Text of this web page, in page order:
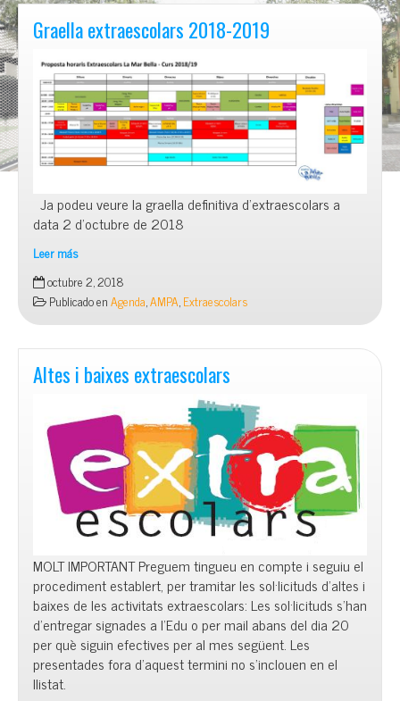
els
dillus
dimecres
les
17:30.
Activitat
Graella extraescolars 2018-2019
Ja podeu veure la graella definitiva d’extraescolars a
data 2 d’octubre de 2018
Leer más
Graella
extraescolars
2018-
2019
octubre 2, 2018
Publicado enAgenda,AMPA,Extraescolars
Altes i baixes extraescolars
MOLT IMPORTANT Preguem tingueu en compte i seguiu el
procediment establert, per tramitar les sol·licituds d’altes i
baixes de les activitats extraescolars: Les sol·licituds s’han
d’entregar signades a l’Edu o per mail abans del dia 20
per què siguin efectives per al mes següent. Les
presentades fora d’aquest termini no s’inclouen en el
llistat.